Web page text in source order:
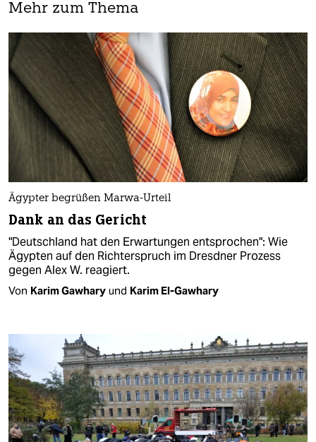
Mehr zum Thema
Ägypter begrüßen Marwa-Urteil
Dank an das Gericht
"Deutschland hat den Erwartungen entsprochen": Wie
Ägypten auf den Richterspruch im Dresdner Prozess
gegen Alex W. reagiert.
Von Karim Gawhary und Karim El-Gawhary